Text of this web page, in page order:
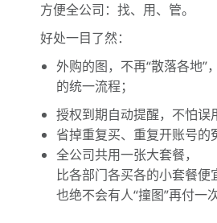
方便全公司：找、用、管。
好处一目了然：
外购的图，不再“散落各地”
的统一流程；
授权到期自动提醒，不怕误
省掉重复买、重复开账号的
全公司共用一张大套餐，
比各部门各买各的小套餐便
也绝不会有人“撞图”再付一